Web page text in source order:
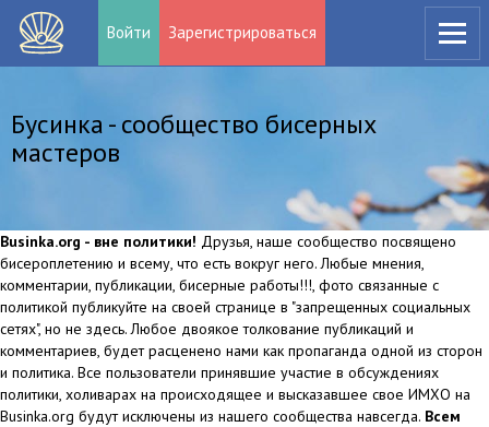
Войти Зарегистрироваться
Бусинка - сообщество бисерных
мастеров
Businka.org - вне политики! Друзья, наше сообщество посвящено
бисероплетению и всему, что есть вокруг него. Любые мнения,
комментарии, публикации, бисерные работы!!!, фото связанные с
политикой публикуйте на своей странице в "запрещенных социальных
сетях", но не здесь. Любое двоякое толкование публикаций и
комментариев, будет расценено нами как пропаганда одной из сторон
и политика. Все пользователи принявшие участие в обсуждениях
политики, холиварах на происходящее и высказавшее свое ИМХО на
Businka.org будут исключены из нашего сообщества навсегда. Всем